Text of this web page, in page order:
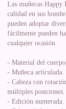
Las muñecas Happy
calidad en sus
pueden adoptar
fácilmente pueden
cualquier ocasión.
- Material del
- Muñeca articulada.
- Cabeza con
múltiples posiciones.
- Edición numerada.